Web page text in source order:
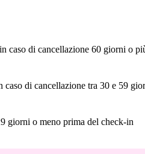
in caso di cancellazione 60 giorni o
caso di cancellazione tra 30 e 59
giorni o meno prima del check-in